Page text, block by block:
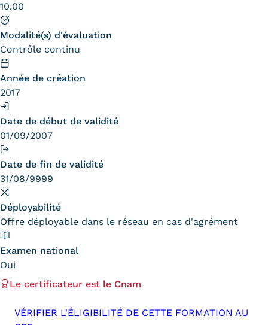
10.00
Modalité(s) d'évaluation
Contrôle continu
Année de création
2017
Date de début de validité
01/09/2007
Date de fin de validité
31/08/9999
Déployabilité
Offre déployable dans le réseau en cas d'agrément
Examen national
Oui
Le certificateur est le Cnam
VÉRIFIER L'ÉLIGIBILITÉ DE CETTE FORMATION AU